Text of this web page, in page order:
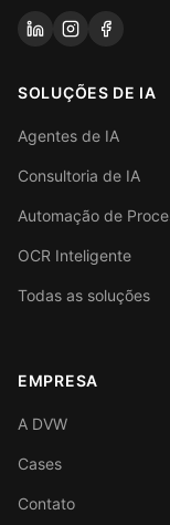
SOLUÇÕES DE IA
Agentes de IA
Consultoria de IA
Automação de
OCR Inteligente
Todas as soluções
EMPRESA
A DVW
Cases
Contato